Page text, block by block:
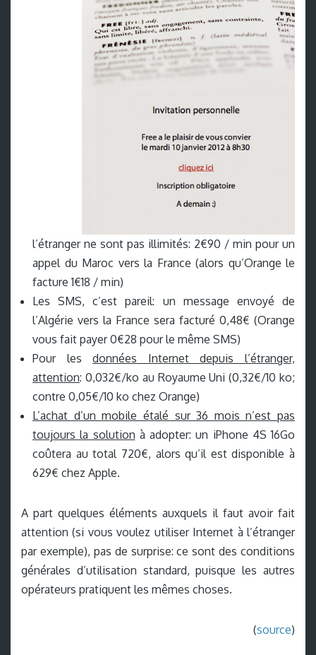
l’étranger ne sont pas illimités: 2€90 / min pour un
appel du Maroc vers la France (alors qu’Orange le
facture 1€18 / min)
Les SMS, c’est pareil: un message envoyé de
l’Algérie vers la France sera facturé 0,48€ (Orange
vous fait payer 0€28 pour le même SMS)
Pour lesdonnées Internet depuis l’étranger,
attention: 0,032€/ko au Royaume Uni (0,32€/10 ko;
contre 0,05€/10 ko chez Orange)
L’achat d’un mobile étalé sur 36 mois n’est pas
toujours la solution à adopter: un iPhone 4S 16Go
coûtera au total 720€, alors qu’il est disponible à
629€ chez Apple.
A part quelques éléments auxquels il faut avoir fait
attention (si vous voulez utiliser Internet à l’étranger
par exemple), pas de surprise: ce sont des conditions
générales d’utilisation standard, puisque les autres
opérateurs pratiquent les mêmes choses.
(source)